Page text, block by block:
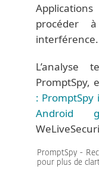
procéder
interférence.
L’analyse
PromptSpy,
:
Android
PromptSpy -
pour plus de